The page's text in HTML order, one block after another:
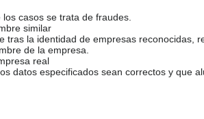
casos se trata de fraudes.
similar
tras la identidad de empresas reconocidas,
de la empresa.
real
datos especificados sean correctos y que